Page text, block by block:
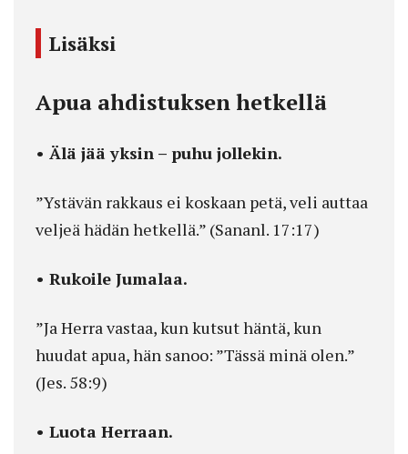
Lisäksi
Apua ahdistuksen hetkellä
• Älä jää yksin – puhu jollekin.
”Ystävän rakkaus ei koskaan petä, veli auttaa
veljeä hädän hetkellä.” (Sananl. 17:17)
• Rukoile Jumalaa.
”Ja Herra vastaa, kun kutsut häntä, kun
huudat apua, hän sanoo: ”Tässä minä olen.”
(Jes. 58:9)
• Luota Herraan.